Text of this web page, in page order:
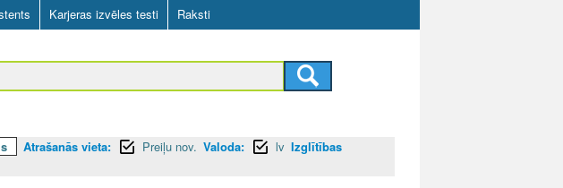
Karjeras izvēles testi Raksti
Atrašanās vieta: Preiļu nov. Valoda: lv Izglītības